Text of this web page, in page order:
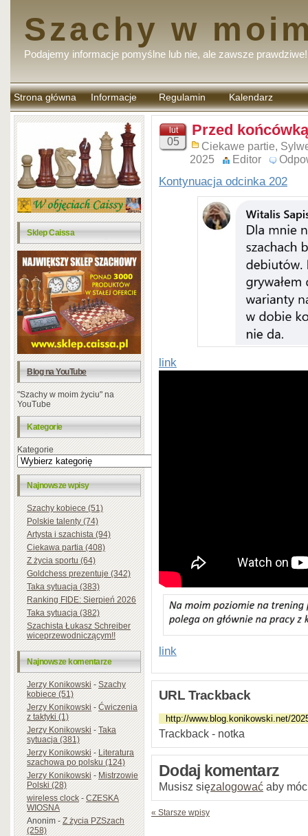
Szachy w
Podajemy informacje pomyślne lub nie, ale zawsze prawdziwe!
Strona główna Informacje Regulamin
komentarzy
Kalendarz
Sklep Caissa
Blog na YouTube
"Szachy w moim życiu" na
YouTube
Kategorie
Kategorie
Najnowsze wpisy
Szachy kobiece (51)
Polskie talenty (74)
Artysta i szachista (94)
Ciekawa partia (408)
Z życia sportu (64)
Goldchess prezentuje (342)
Taka sytuacja (383)
Ranking FIDE: Sierpień 2026
Taka sytuacja (382)
Szachista Łukasz Schreiber
wiceprzewodniczącym!!
Najnowsze komentarze
Jerzy Konikowski-Szachy
kobiece (51)
Jerzy Konikowski-Ćwiczenia
z taktyki (1)
Jerzy Konikowski-Taka
sytuacja (381)
Jerzy Konikowski-Literatura
szachowa po polsku (124)
Jerzy Konikowski-Mistrzowie
Polski (28)
wireless clock-CZESKA
WIOSNA
Anonim-Z życia PZSzach
(258)
lut
05
Przed
Ciekawe partie,
2025
Editor
Kontynuacja odcinka 202
link
link
URL Trackback
Trackback - notka
Dodaj komentarz
Musisz sięzalogować aby
« Starsze wpisy